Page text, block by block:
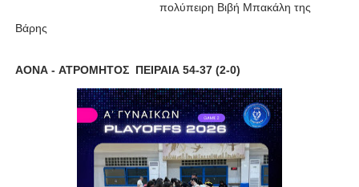
πολύπειρη Βιβή Μπακάλη της
Βάρης
ΑΟΝΑ - ATΡOMHTOΣ ΠΕΙΡΑΙΑ 54-37 (2-0)